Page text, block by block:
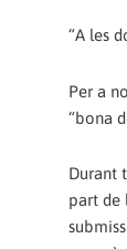
“A les
Per a
“bona
Durant
part de